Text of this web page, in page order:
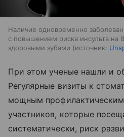
Наличие одновременно
с повышением риска инсульта на
здоровыми зубами
источник:
При этом ученые нашли и
Регулярные визиты к
мощным
участников, которые
систематически, риск